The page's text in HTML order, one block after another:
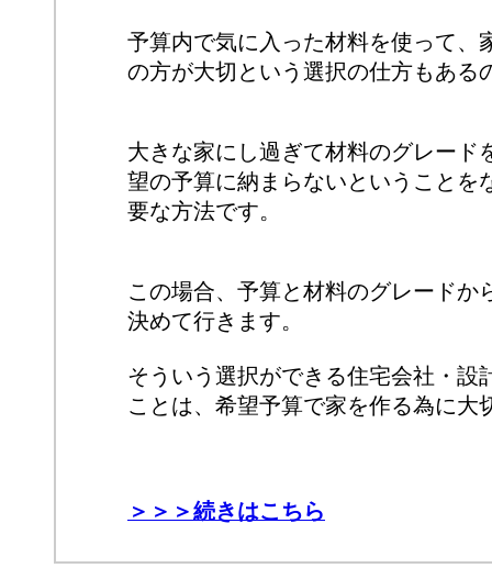
予算内で気に入った材料を使って、
の方が大切という選択の仕方もある
大きな家にし過ぎて材料のグレード
望の予算に納まらないということを
要な方法です。
この場合、予算と材料のグレードか
決めて行きます。
そういう選択ができる住宅会社・設
ことは、希望予算で家を作る為に大
＞＞＞続きはこちら